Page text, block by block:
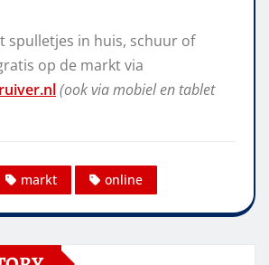
spulletjes in huis, schuur of
op de markt via
(ook via mobiel en tablet
markt online